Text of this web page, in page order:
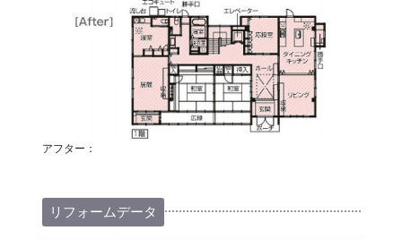
アフター：
リフォームデータ